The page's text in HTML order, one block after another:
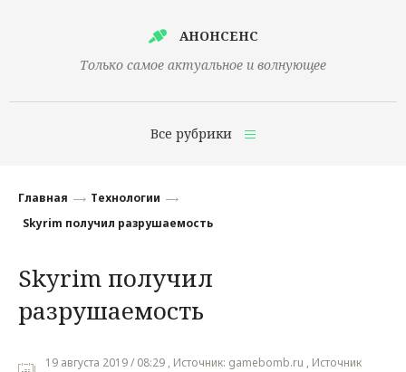
АНОНСЕНС
Только самое актуальное и волнующее
Все рубрики
Финансы
Наука
Культура
Общество
Главная
Технологии
Skyrim получил разрушаемость
Skyrim получил
разрушаемость
19 августа 2019 / 08:29 , Источник: gamebomb.ru , Источник